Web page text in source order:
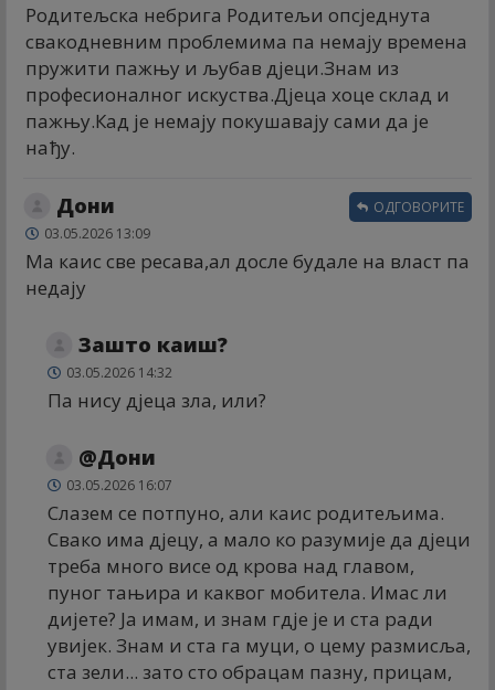
Родитељска небрига Родитељи опсједнута
свакодневним проблемима па немају времена
пружити пажњу и љубав дјеци.Знам из
професионалног искуства.Дјеца хоце склад и
пажњу.Кад је немају покушавају сами да је
нађу.
Дони
03.05.2026 13:09
Ма каис све ресава,ал досле будале на власт па
недају
ОДГОВОРИТЕ
Зашто каиш?
03.05.2026 14:32
Па нису дјеца зла, или?
@Дони
03.05.2026 16:07
Слазем се потпуно, али каис родитељима.
Свако има дјецу, а мало ко разумије да дјеци
треба много висе од крова над главом,
пуног тањира и каквог мобитела. Имас ли
дијете? Ја имам, и знам гдје је и ста ради
увијек. Знам и ста га муци, о цему размисља,
ста зели... зато сто обрацам пазну, прицам,